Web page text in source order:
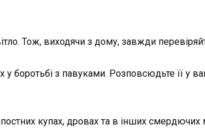
Тож, виходячи з дому, завжди
боротьбі з павуками. Розповсюдьте її у
купах, дровах та в інших смердючих